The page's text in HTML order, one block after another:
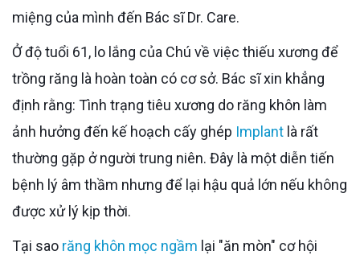
miệng của mình đến Bác sĩ Dr. Care.
Ở độ tuổi 61, lo lắng của Chú về việc thiếu xương để
trồng răng là hoàn toàn có cơ sở. Bác sĩ xin khẳng
định rằng: Tình trạng tiêu xương do răng khôn làm
ảnh hưởng đến kế hoạch cấy ghép Implant là rất
thường gặp ở người trung niên. Đây là một diễn tiến
bệnh lý âm thầm nhưng để lại hậu quả lớn nếu không
được xử lý kịp thời.
Tại sao răng khôn mọc ngầm lại "ăn mòn" cơ hội